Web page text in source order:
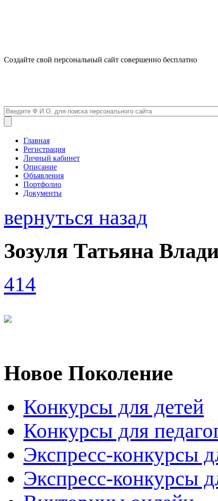
Создайте свой персональный сайт совершенно бесплатно
Главная
Регистрация
Личный кабинет
Описание
Объявления
Портфолио
Документы
вернуться назад
Зозуля Татьяна
414
Новое Поколение
Конкурсы для детей
Конкурсы для
Экспресс-конкурсы
Экспресс-конкурсы